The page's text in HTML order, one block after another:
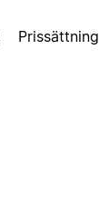
Prissättning